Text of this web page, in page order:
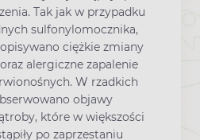
Tak jak w przypadku
sulfonylomocznika,
ciężkie zmiany
alergiczne zapalenie
W rzadkich
objawy
które w większości
po zaprzestaniu